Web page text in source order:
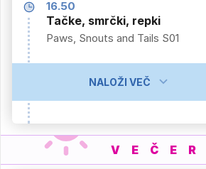
16.50
Tačke, smrčki, repki
Paws, Snouts and Tails S01
NALOŽI VEČ
VEČER